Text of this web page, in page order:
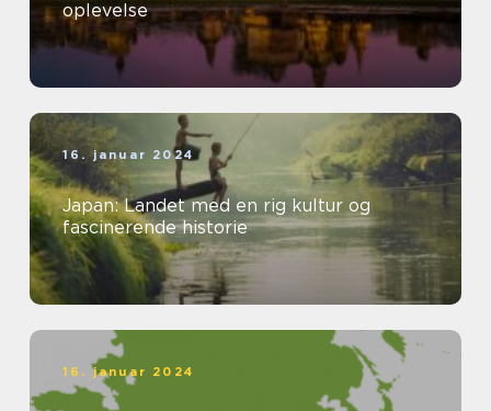
oplevelse
16. januar 2024
Japan: Landet med en rig kultur og
fascinerende historie
16. januar 2024